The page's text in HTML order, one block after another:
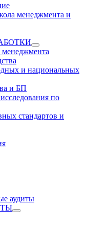
менеджмента и
и национальных
и БП
по
стандартов и
аудиты